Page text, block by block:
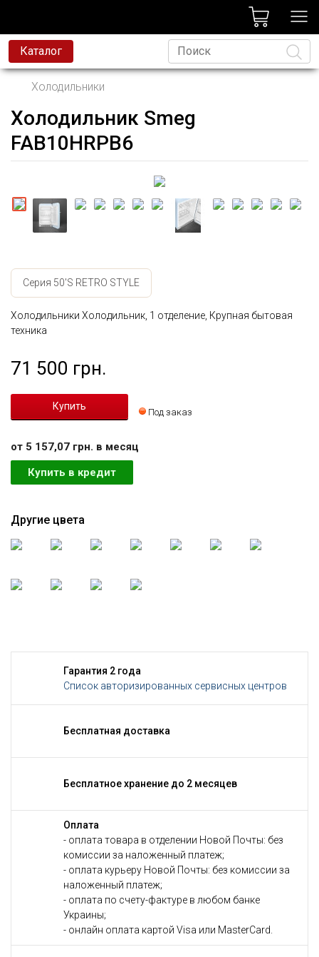
Каталог
Холодильники
Холодильник Smeg
FAB10HRPB6
Серия 50'S RETRO STYLE
Холодильники Холодильник, 1 отделение, Крупная бытовая
техника
71 500 грн.
Под заказ
от 5 157,07 грн. в месяц
Купить в кредит
Другие цвета
Гарантия 2 года
Список авторизированных сервисных центров
Бесплатная доставка
Бесплатное хранение до 2 месяцев
Оплата
- оплата товара в отделении Новой Почты: без
комиссии за наложенный платеж;
- оплата курьеру Новой Почты: без комиссии за
наложенный платеж;
- оплата по счету-фактуре в любом банке
Украины;
- онлайн оплата картой Visa или MasterCard.